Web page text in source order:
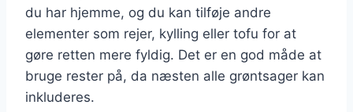
du har hjemme, og du kan tilføje andre
elementer som rejer, kylling eller tofu for at
gøre retten mere fyldig. Det er en god måde at
bruge rester på, da næsten alle grøntsager kan
inkluderes.